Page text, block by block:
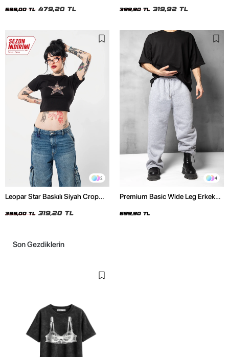
599,00 TL 479,20 TL 399,90 TL 319,92 TL
2
Leopar Star Baskılı Siyah Crop
399,00 TL 319,20 TL
4
Premium Basic Wide Leg Erkek
699,90 TL
Son Gezdiklerin